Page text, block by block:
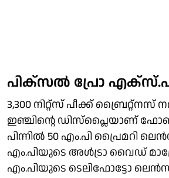
പിക്‌സല്‍ പ്രോ
3,300 നിറ്റ്‌സ് പീക്ക് ബ്രൈറ്റ്‌നസ്
ഇഞ്ചിന്റെ ഡിസ്‌പ്ലൈയാണ്
പിന്നില്‍ 50 എം.പി പ്രൈമറി
എം.പിയുടെ അള്‍ട്രാ വൈഡ്
എം.പിയുടെ ടെലിഫോട്ടോ